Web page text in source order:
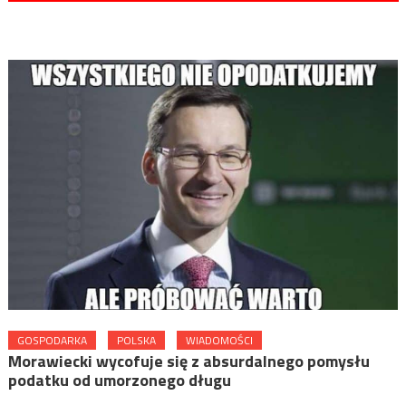
GOSPODARKA POLSKA WIADOMOŚCI
Morawiecki wycofuje się z absurdalnego pomysłu
podatku od umorzonego długu